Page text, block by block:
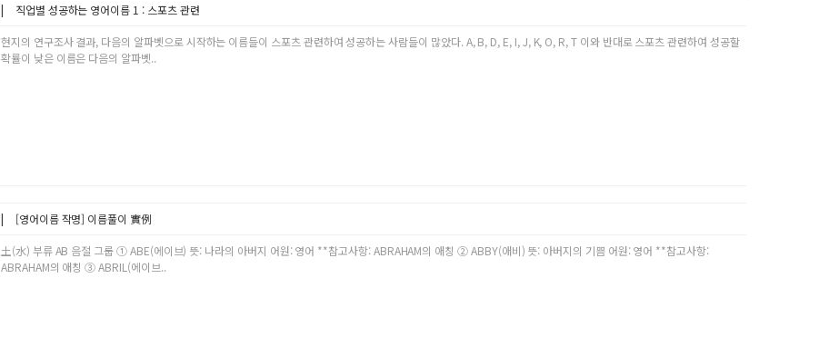
직업별 성공하는 영어이름 1 : 스포츠 관련
현지의 연구조사 결과, 다음의 알파벳으로 시작하는 이름들이 스포츠 관련하여 성공하는 사람들이 많았다. A, B, D, E, I, J, K, O, R, T 이와 반대로 스포츠 관련하여 성공할
확률이 낮은 이름은 다음의 알파벳..
[영어이름 작명] 이름풀이 實例
土(水) 부류 AB 음절 그룹 ① ABE(에이브) 뜻: 나라의 아버지 어원: 영어 **참고사항: ABRAHAM의 애칭 ② ABBY(애비) 뜻: 아버지의 기쁨 어원: 영어 **참고사항:
ABRAHAM의 애칭 ③ ABRIL(에이브..